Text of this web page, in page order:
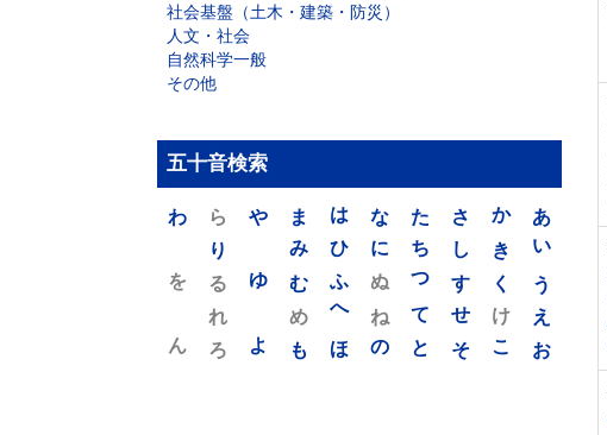
社会基盤（土木・建築・防災）
人文・社会
自然科学一般
その他
五十音検索
あ
い
う
え
お
か
き
く
け
こ
さ
し
す
せ
そ
た
ち
つ
て
と
な
に
ぬ
ね
の
は
ひ
ふ
へ
ほ
ま
み
む
め
も
や
ゆ
よ
ら
り
る
れ
ろ
わ
を
ん